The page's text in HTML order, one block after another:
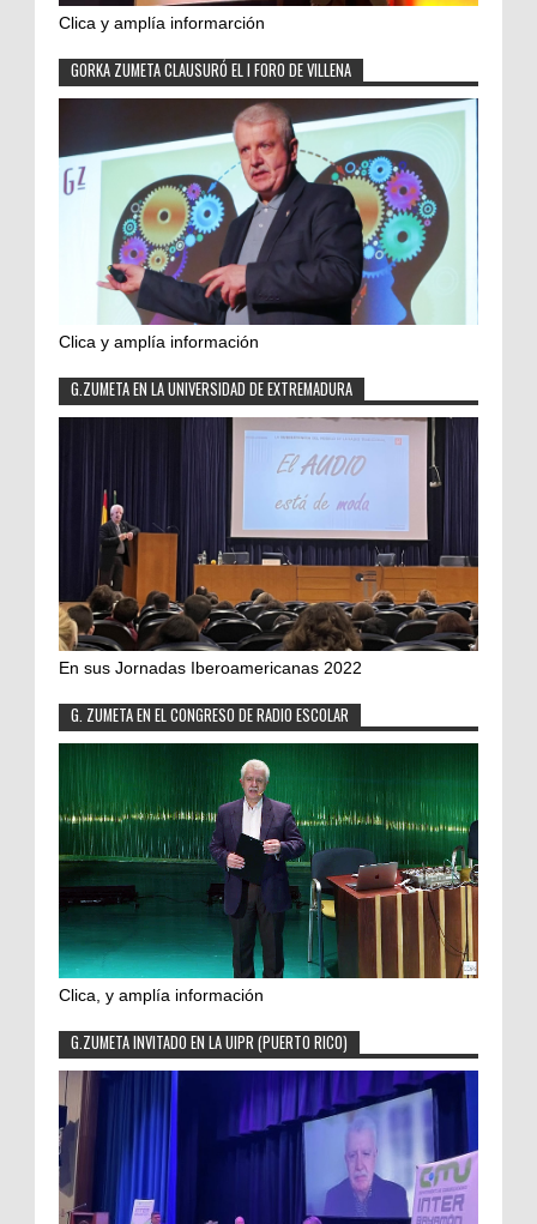
Clica y amplía informarción
GORKA ZUMETA CLAUSURÓ EL I FORO DE VILLENA
Clica y amplía información
G.ZUMETA EN LA UNIVERSIDAD DE EXTREMADURA
En sus Jornadas Iberoamericanas 2022
G. ZUMETA EN EL CONGRESO DE RADIO ESCOLAR
Clica, y amplía información
G.ZUMETA INVITADO EN LA UIPR (PUERTO RICO)